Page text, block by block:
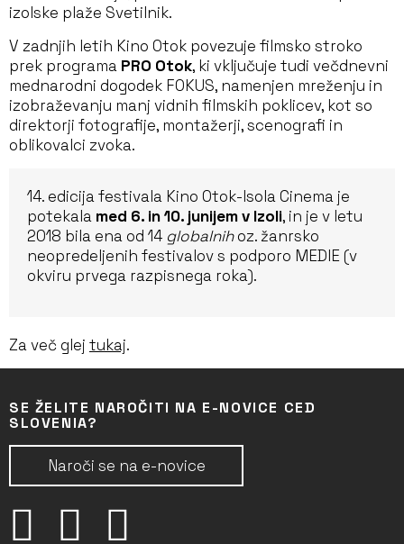
izolske plaže Svetilnik.
V zadnjih letih Kino Otok povezuje filmsko stroko
prek programa PRO Otok, ki vključuje tudi večdnevni
mednarodni dogodek FOKUS, namenjen mreženju in
izobraževanju manj vidnih filmskih poklicev, kot so
direktorji fotografije, montažerji, scenografi in
oblikovalci zvoka.
14. edicija festivala Kino Otok-Isola Cinema je
potekala med 6. in 10. junijem v Izoli, in je v letu
2018 bila ena od 14 globalnihoz. žanrsko
neopredeljenih festivalov s podporo MEDIE (v
okviru prvega razpisnega roka).
Za več glej tukaj.
SE ŽELITE NAROČITI NA E-NOVICE CED
SLOVENIA?
Naroči se na e-novice